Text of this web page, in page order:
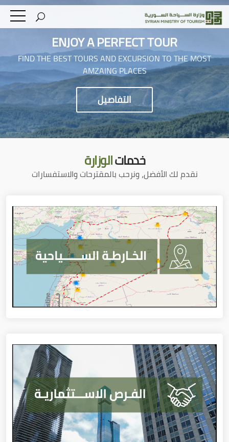
ENJOY A PERFECT TOUR
FIND THE BEST TOURS AND EXCURSION TO THE MOST
AMZAING PLACES
التفاصيل
خدماتالوزارة
نقدم لك الأفضل، ونرحب بالمقترحات والاستفسارات